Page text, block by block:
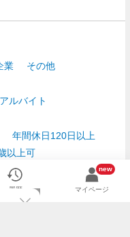
業
その他
ルバイト
年間休日120日以上
以上可
履歴
new
マイページ